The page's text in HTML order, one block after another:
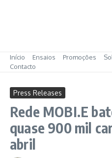
Início Ensaios Promoções
Contacto
Press Releases
Rede MOBI.E
quase 900 mil
abril